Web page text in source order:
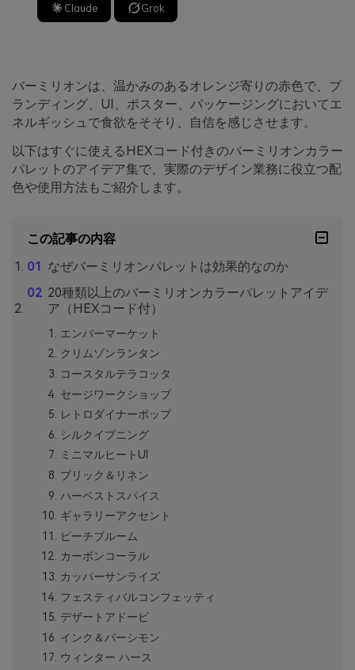
Claude Grok
バーミリオンは、温かみのあるオレンジ寄りの赤色で、ブ
ランディング、UI、ポスター、パッケージングにおいてエ
ネルギッシュで食欲をそそり、自信を感じさせます。
以下はすぐに使えるHEXコード付きのバーミリオンカラー
パレットのアイデア集で、実際のデザイン業務に役立つ配
色や使用方法もご紹介します。
この記事の内容
なぜバーミリオンパレットは効果的なのか
20種類以上のバーミリオンカラーパレットアイデ
ア（HEXコード付）
エンバーマーケット
クリムゾンランタン
コースタルテラコッタ
セージワークショップ
レトロダイナーポップ
シルクイブニング
ミニマルヒートUI
ブリック＆リネン
ハーベストスパイス
ギャラリーアクセント
ピーチブルーム
カーボンコーラル
カッパーサンライズ
フェスティバルコンフェッティ
デザートアドービ
インク＆パーシモン
ウィンター ハース